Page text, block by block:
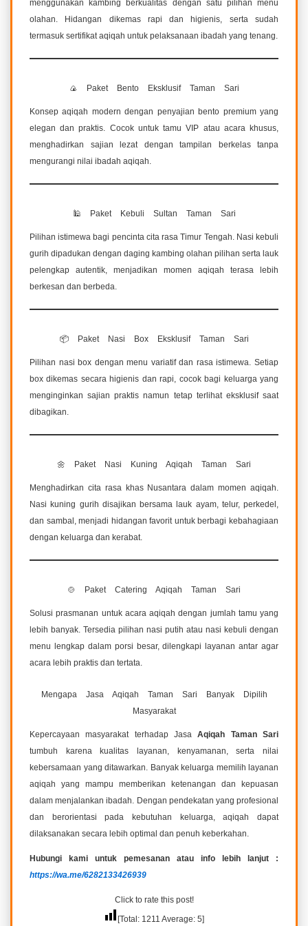
menggunakan kambing berkualitas dengan satu pilihan menu
olahan. Hidangan dikemas rapi dan higienis, serta sudah
termasuk sertifikat aqiqah untuk pelaksanaan ibadah yang tenang.
🍙 Paket Bento Eksklusif Taman Sari
Konsep aqiqah modern dengan penyajian bento premium yang
elegan dan praktis. Cocok untuk tamu VIP atau acara khusus,
menghadirkan sajian lezat dengan tampilan berkelas tanpa
mengurangi nilai ibadah aqiqah.
🕌 Paket Kebuli Sultan Taman Sari
Pilihan istimewa bagi pencinta cita rasa Timur Tengah. Nasi kebuli
gurih dipadukan dengan daging kambing olahan pilihan serta lauk
pelengkap autentik, menjadikan momen aqiqah terasa lebih
berkesan dan berbeda.
📦 Paket Nasi Box Eksklusif Taman Sari
Pilihan nasi box dengan menu variatif dan rasa istimewa. Setiap
box dikemas secara higienis dan rapi, cocok bagi keluarga yang
menginginkan sajian praktis namun tetap terlihat eksklusif saat
dibagikan.
🌼 Paket Nasi Kuning Aqiqah Taman Sari
Menghadirkan cita rasa khas Nusantara dalam momen aqiqah.
Nasi kuning gurih disajikan bersama lauk ayam, telur, perkedel,
dan sambal, menjadi hidangan favorit untuk berbagi kebahagiaan
dengan keluarga dan kerabat.
🍲 Paket Catering Aqiqah Taman Sari
Solusi prasmanan untuk acara aqiqah dengan jumlah tamu yang
lebih banyak. Tersedia pilihan nasi putih atau nasi kebuli dengan
menu lengkap dalam porsi besar, dilengkapi layanan antar agar
acara lebih praktis dan tertata.
Mengapa Jasa Aqiqah Taman Sari Banyak Dipilih
Masyarakat
Kepercayaan masyarakat terhadap JasaAqiqah Taman Sari
tumbuh karena kualitas layanan, kenyamanan, serta nilai
kebersamaan yang ditawarkan. Banyak keluarga memilih layanan
aqiqah yang mampu memberikan ketenangan dan kepuasan
dalam menjalankan ibadah. Dengan pendekatan yang profesional
dan berorientasi pada kebutuhan keluarga, aqiqah dapat
dilaksanakan secara lebih optimal dan penuh keberkahan.
Hubungi kami untuk pemesanan atau info lebih lanjut :
https://wa.me/6282133426939
Click to rate this post!
[Total: 1211 Average: 5]